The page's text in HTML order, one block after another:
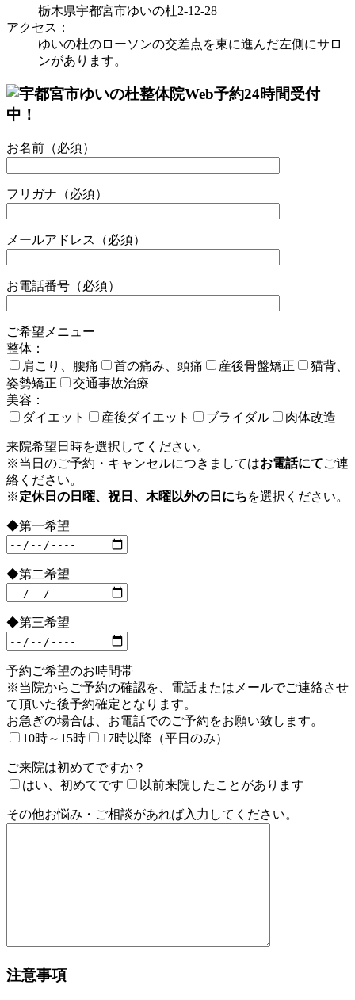
栃木県宇都宮市ゆいの杜2-12-28
アクセス：
ゆいの杜のローソンの交差点を東に進んだ左側にサロ
ンがあります。
お名前（必須）
フリガナ（必須）
メールアドレス（必須）
お電話番号（必須）
ご希望メニュー
整体：
肩こり、腰痛
首の痛み、頭痛 産後骨盤矯正
猫背、
姿勢矯正
交通事故治療
美容：
ダイエット
産後ダイエット ブライダル 肉体改造
来院希望日時を選択してください。
※当日のご予約・キャンセルにつきましてはお電話にてご連
絡ください。
※定休日の日曜、祝日、木曜以外の日にちを選択ください。
◆第一希望
◆第二希望
◆第三希望
予約ご希望のお時間帯
※当院からご予約の確認を、電話またはメールでご連絡させ
て頂いた後予約確定となります。
お急ぎの場合は、お電話でのご予約をお願い致します。
10時～15時
17時以降（平日のみ）
ご来院は初めてですか？
はい、初めてです
以前来院したことがあります
その他お悩み・ご相談があれば入力してください。
注意事項